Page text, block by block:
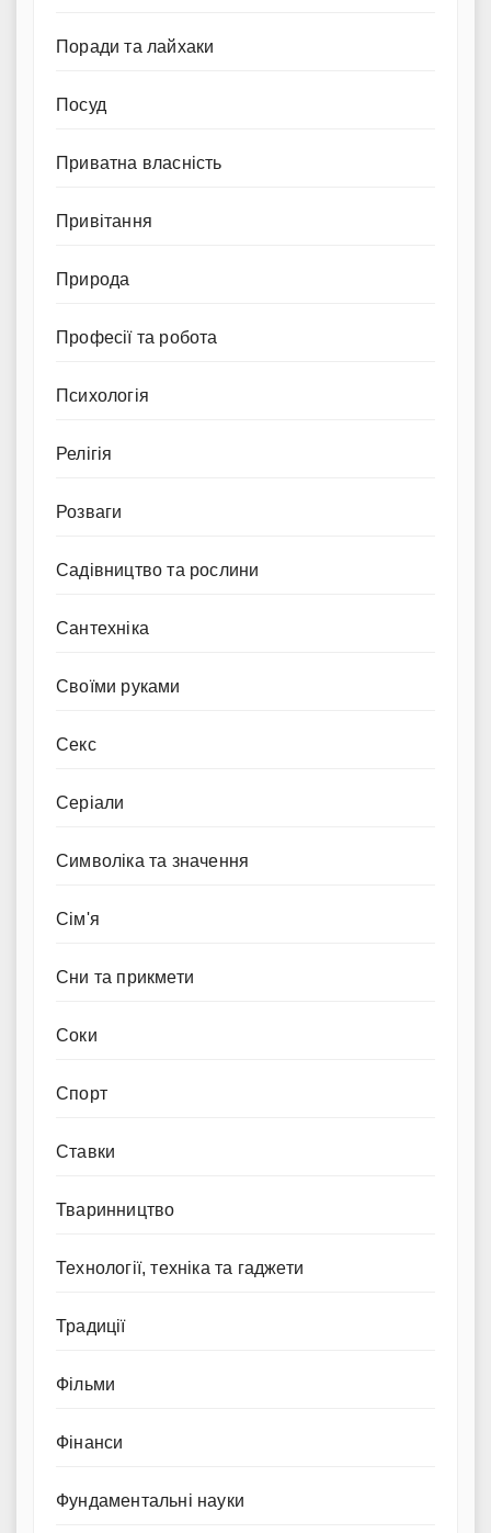
Поради та лайхаки
Посуд
Приватна власність
Привітання
Природа
Професії та робота
Психологія
Релігія
Розваги
Садівництво та рослини
Сантехніка
Своїми руками
Секс
Серіали
Символіка та значення
Сім'я
Сни та прикмети
Соки
Спорт
Ставки
Тваринництво
Технології, техніка та гаджети
Традиції
Фільми
Фінанси
Фундаментальні науки